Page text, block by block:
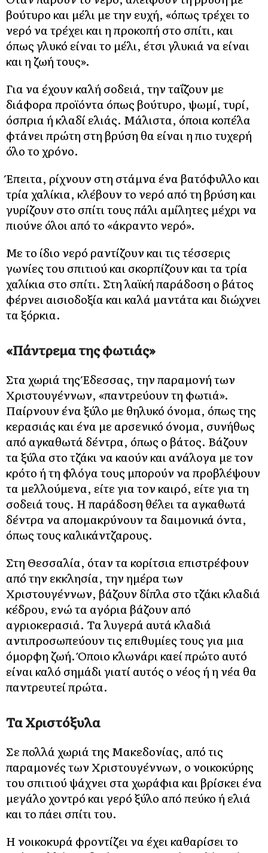
βούτυρο και μέλι με την ευχή, «όπως τρέχει το
νερό να τρέχει και η προκοπή στο σπίτι, και
όπως γλυκό είναι το μέλι, έτσι γλυκιά να είναι
και η ζωή τους».
Για να έχουν καλή σοδειά, την ταΐζουν με
διάφορα προϊόντα όπως βούτυρο, ψωμί, τυρί,
όσπρια ή κλαδί ελιάς. Μάλιστα, όποια κοπέλα
φτάνει πρώτη στη βρύση θα είναι η πιο τυχερή
όλο το χρόνο.
Έπειτα, ρίχνουν στη στάμνα ένα βατόφυλλο και
τρία χαλίκια, κλέβουν το νερό από τη βρύση και
γυρίζουν στο σπίτι τους πάλι αμίλητες μέχρι να
πιούνε όλοι από το «άκραντο νερό».
Με το ίδιο νερό ραντίζουν και τις τέσσερις
γωνίες του σπιτιού και σκορπίζουν και τα τρία
χαλίκια στο σπίτι. Στη λαϊκή παράδοση ο βάτος
φέρνει αισιοδοξία και καλά μαντάτα και διώχνει
τα ξόρκια.
«Πάντρεμα της φωτιάς»
Στα χωριά της Έδεσσας, την παραμονή των
Χριστουγέννων, «παντρεύουν τη φωτιά».
Παίρνουν ένα ξύλο με θηλυκό όνομα, όπως της
κερασιάς και ένα με αρσενικό όνομα, συνήθως
από αγκαθωτά δέντρα, όπως ο βάτος. Βάζουν
τα ξύλα στο τζάκι να καούν και ανάλογα με τον
κρότο ή τη φλόγα τους μπορούν να προβλέψουν
τα μελλούμενα, είτε για τον καιρό, είτε για τη
σοδειά τους. Η παράδοση θέλει τα αγκαθωτά
δέντρα να απομακρύνουν τα δαιμονικά όντα,
όπως τους καλικάντζαρους.
Στη Θεσσαλία, όταν τα κορίτσια επιστρέφουν
από την εκκλησία, την ημέρα των
Χριστουγέννων, βάζουν δίπλα στο τζάκι κλαδιά
κέδρου, ενώ τα αγόρια βάζουν από
αγριοκερασιά. Τα λυγερά αυτά κλαδιά
αντιπροσωπεύουν τις επιθυμίες τους για μια
όμορφη ζωή. Όποιο κλωνάρι καεί πρώτο αυτό
είναι καλό σημάδι γιατί αυτός ο νέος ή η νέα θα
παντρευτεί πρώτα.
Τα Χριστόξυλα
Σε πολλά χωριά της Μακεδονίας, από τις
παραμονές των Χριστουγέννων, ο νοικοκύρης
του σπιτιού ψάχνει στα χωράφια και βρίσκει ένα
μεγάλο χοντρό και γερό ξύλο από πεύκο ή ελιά
και το πάει σπίτι του.
Η νοικοκυρά φροντίζει να έχει καθαρίσει το